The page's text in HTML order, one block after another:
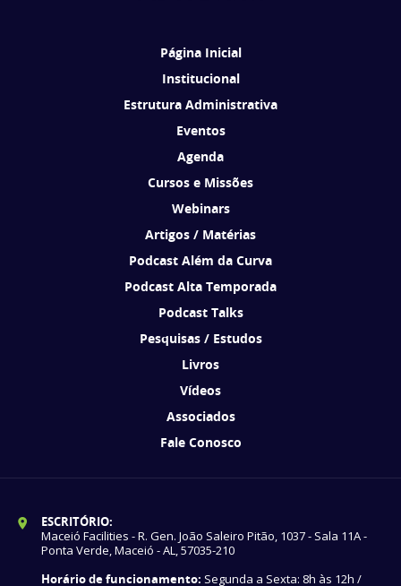
Página Inicial
Institucional
Estrutura Administrativa
Eventos
Agenda
Cursos e Missões
Webinars
Artigos / Matérias
Podcast Além da Curva
Podcast Alta Temporada
Podcast Talks
Pesquisas / Estudos
Livros
Vídeos
Associados
Fale Conosco
ESCRITÓRIO:
Maceió Facilities - R. Gen. João Saleiro Pitão, 1037 - Sala 11A -
Ponta Verde, Maceió - AL, 57035-210
Horário de funcionamento: Segunda a Sexta: 8h às 12h /